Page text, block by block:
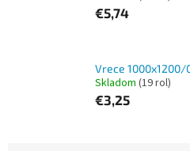
€5,74
Vrece
Skladom (19 rol)
€3,25